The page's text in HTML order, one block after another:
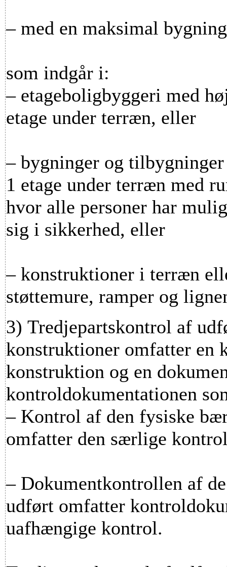
– med en maksimal
som indgår i:
– etageboligbyggeri med
etage under terræn, eller
– bygninger og
1 etage under terræn med
hvor alle personer har
sig i sikkerhed, eller
– konstruktioner i terræn
støttemure, ramper og
3) Tredjepartskontrol af
konstruktioner omfatter en
konstruktion og en
kontroldokumentationen
– Kontrol af den fysiske
omfatter den særlige
– Dokumentkontrollen af
udført omfatter
uafhængige kontrol.